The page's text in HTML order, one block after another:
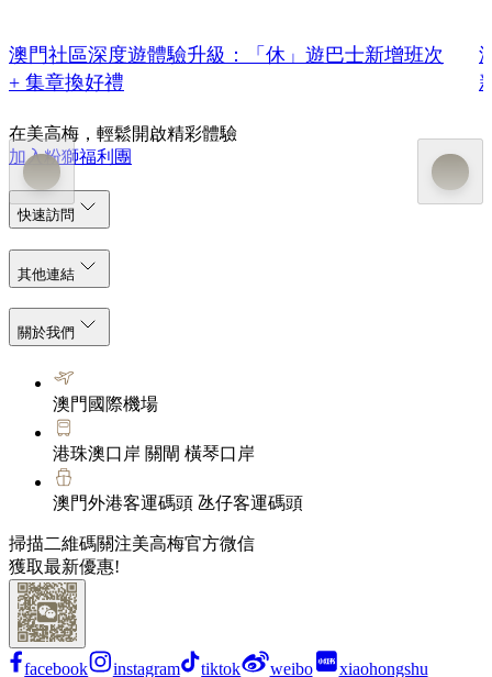
澳門社區深度遊體驗升級：「休」遊巴士新增班次
+ 集章換好禮
在美高梅，輕鬆開啟精彩體驗
加入粉獅福利團
快速訪問
其他連結
關於我們
澳門國際機場
港珠澳口岸 關閘 橫琴口岸
澳門外港客運碼頭 氹仔客運碼頭
掃描二維碼關注美高梅官方微信
獲取最新優惠!
facebook instagram tiktok weibo xiaohongshu